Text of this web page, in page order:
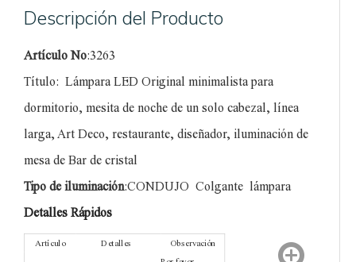
Descripción del Producto
Artículo No:3263
Título: Lámpara LED Original minimalista para
dormitorio, mesita de noche de un solo cabezal, línea
larga, Art Deco, restaurante, diseñador, iluminación de
mesa de Bar de cristal
Tipo de iluminación:CONDUJO Colgante lámpara
Detalles Rápidos
Artículo Detalles Observación